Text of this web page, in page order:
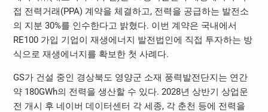
접 전력거래(PPA) 계약을 체결하고, 전력을 공급하는 발전소
의 지분 30%를 인수한다고 밝혔다. 이번 계약은 국내에서
RE100 가입 기업이 재생에너지 발전법인에 직접 투자하는 방
식으로 재생에너지를 확보한 첫 사례다.
GS가 건설 중인 경상북도 영양군 소재 풍력발전단지는 연간
약 180GWh의 전력을 생산할 수 있다. 2028년 상반기 상업운
전 개시 후 네이버 데이터센터 각 세종, 각 춘천 등에 전력을